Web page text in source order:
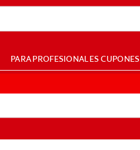
PARA PROFESIONALESCUPONES